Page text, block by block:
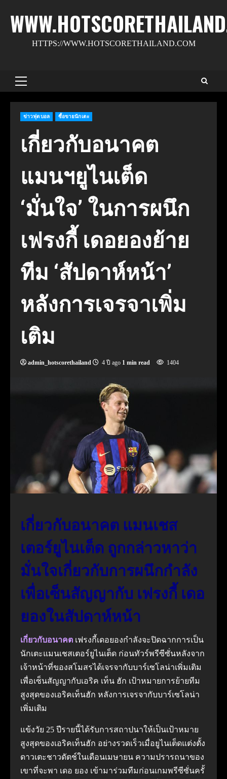
content
HTTPS://WWW.HOTSCORETHAILAND.COM
Primary
ข่าวฟุตบอล ซื้อขายนักเตะ
เกี่ยวกับอนาคต
แมนฯยูไนเต็ด
‘มั่นใจ’ ในการผนึก
เฟรงกี้ เดอยองย้าย
ทีม ‘สัปดาห์หน้า’
หลังการเจรจาเพิ่ม
เติม
admin_hotscorethailand 4 ปี ago 1 min read 1404
เกี่ยวกับอนาคต แมนเชส
เตอร์ยูไนเต็ด ถูกกล่าวหาว่า
มั่นใจเกี่ยวกับการผนึกกําลัง
เพื่อเซ็นสัญญากับ เฟรงกี้ เดอ
ยองในสัปดาห์หน้า
เกี่ยวกับอนาคต เฟรงกี้เดอยองกําลังจะปิดฉากการเป็น
นักเตะแมนเชสเตอร์ยูไนเต็ด ก่อนทัวร์พรีซีซั่นหลังจาก
เจ้าหน้าที่ของสโมสรได้เจรจากับบาร์เซโลน่าเพิ่มเติม
เพื่อเซ็นสัญญากับเอริค เท็น ฮัก เป้าหมายการย้ายทีม
สูงสุดของเอริคเท็นฮัก หลังการเจรจากับบาร์เซโลน่า
เพิ่มเติม
แข้งวัย 25 ปีรายนี้ได้รับการสถาปนาให้เป็นเป้าหมาย
สูงสุดของเอริคเท็นฮัก อย่างรวดเร็วเมื่อยูไนเต็ดแต่งตั้ง
ดาวเตะชาวดัตช์ในเดือนเมษายน ความปรารถนาของ
เขาที่จะพา เดอ ยอง เข้ามาร่วมทีมก่อนเกมพรีซีซั่นครั้